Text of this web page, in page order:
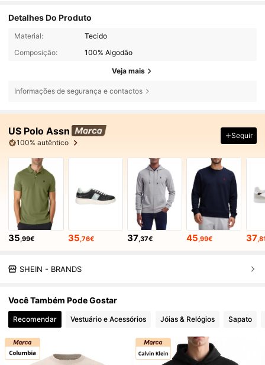
Detalhes Do Produto
Material:
Tecido
Composição:
100% Algodão
Veja mais
Informações de segurança e contactos
US Polo Assn
100% autêntico
Seguir
35,99€ 35,76€ 37,37€ 45,99€ 37
SHEIN - BRANDS
Você Também Pode Gostar
Recomendar Vestuário e Acessórios Jóias & Relógios Sapato